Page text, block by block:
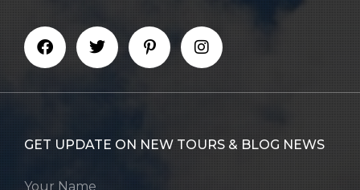
GET UPDATE ON NEW TOURS & BLOG NEWS